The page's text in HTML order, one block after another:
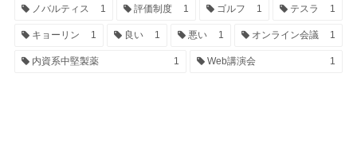
ノバルティス 1 評価制度 1 ゴルフ 1 テスラ 1
キョーリン 1 良い 1 悪い 1 オンライン会議 1
内資系中堅製薬 1 Web講演会 1